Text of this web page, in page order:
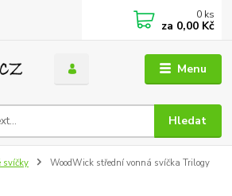
Menu
Hledat
0 ks
za 0,00 Kč
svíčky
WoodWick střední vonná svíčka Trilogy